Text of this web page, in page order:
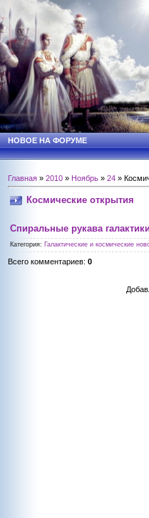
НОВОЕ НА ФОРУМЕ
Главная » 2010 » Ноябрь » 24 »
Космические открытия
Спиральные рукава
Категория: Галактические и космические
Всего комментариев: 0